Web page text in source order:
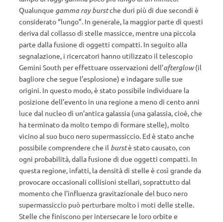
Qualunque gamma ray burstche duri più di due secondi è
considerato “lungo”. In generale, la maggior parte di questi
deriva dal collasso di stelle massicce, mentre una piccola
parte dalla fusione di oggetti compatti. In seguito alla
segnalazione, i ricercatori hanno utilizzato il telescopio
Gemini South per effettuare osservazioni dell’afterglow(il
bagliore che segue l’esplosione) e indagare sulle sue
origini. In questo modo, è stato possibile individuare la
posizione dell’evento in una regione a meno di cento anni
luce dal nucleo di un’antica galassia (una galassia, cioè, che
ha terminato da molto tempo di formare stelle), molto
vicino al suo buco nero supermassiccio. Ed è stato anche
possibile comprendere che il burstè stato causato, con
ogni probabilità, dalla fusione di due oggetti compatti. In
questa regione, infatti, la densità di stelle è così grande da
provocare occasionali collisioni stellari, soprattutto dal
momento che l’influenza gravitazionale del buco nero
supermassiccio può perturbare molto i moti delle stelle.
Stelle che finiscono per intersecare le loro orbite e